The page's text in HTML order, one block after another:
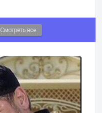
Смотреть все